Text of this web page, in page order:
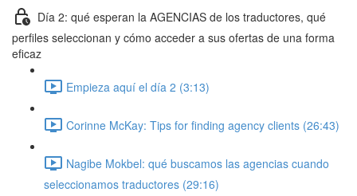
Día 2: qué esperan la AGENCIAS de los traductores, qué
perfiles seleccionan y cómo acceder a sus ofertas de una forma
eficaz
Empieza aquí el día 2 (3:13)
Corinne McKay: Tips for finding agency clients (26:43)
Nagibe Mokbel: qué buscamos las agencias cuando
seleccionamos traductores (29:16)